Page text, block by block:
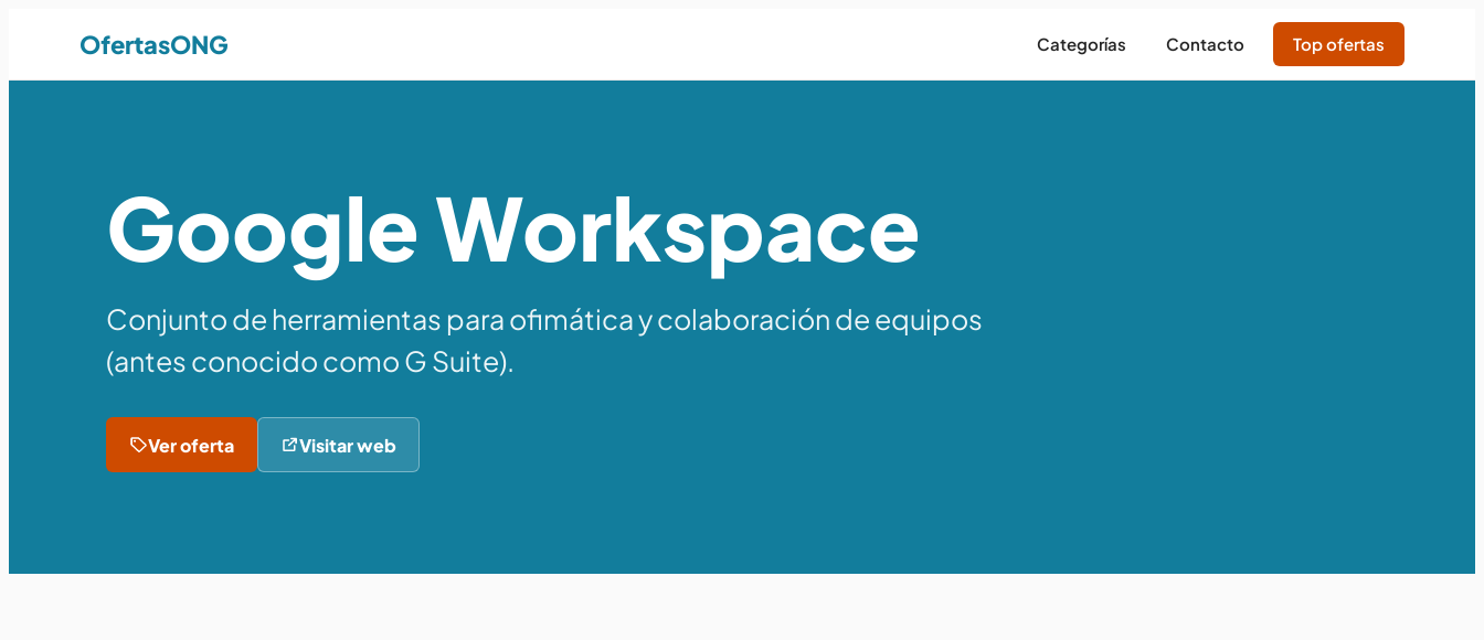
OfertasONG Categorías Contacto Top ofertas
Google Workspace
Conjunto de herramientas para ofimática y colaboración de equipos
(antes conocido como G Suite).
Ver oferta Visitar web